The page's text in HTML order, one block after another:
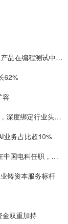
MiniMax拟科创板上市：已拿下多个全球第一，产品在编程测试中刷新行业记录，已服务逾2.36亿用户
62%
容
寒武纪首次年度盈利：至少7成收入来自新客户，深度绑定行业头部客户，行业整体盈利曙光初现
业务占比超10%
中国通号任命54岁董宝良为公司总裁，曾长期在中国电科任职，董事长楼齐良63岁，2024年薪酬57万
铸资本服务标杆
金双重加持